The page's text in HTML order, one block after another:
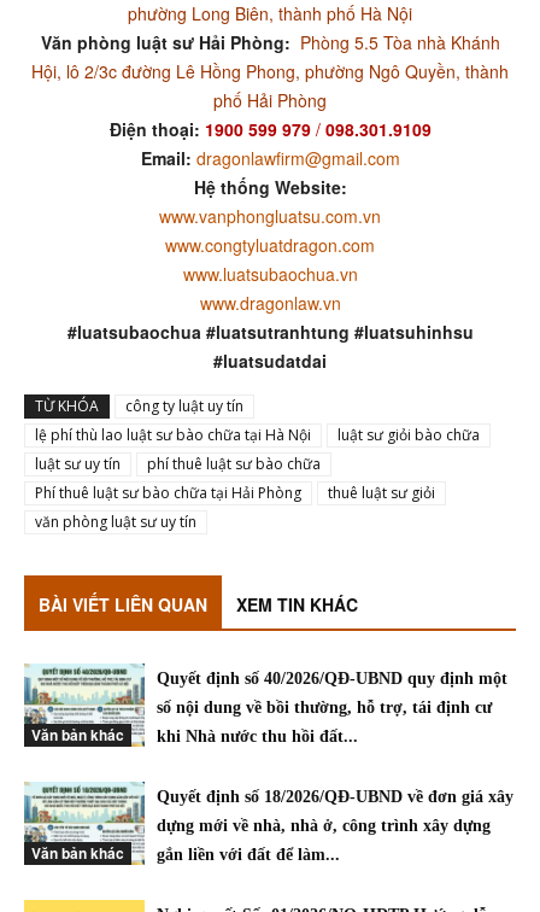
phường Long Biên, thành phố Hà Nội
Văn phòng luật sư Hải Phòng: Phòng 5.5 Tòa nhà Khánh
Hội, lô 2/3c đường Lê Hồng Phong, phường Ngô Quyền, thành
phố Hải Phòng
Điện thoại: 1900 599 979/ 098.301.9109
Email: dragonlawfirm@gmail.com
Hệ thống Website:
www.vanphongluatsu.com.vn
www.congtyluatdragon.com
www.luatsubaochua.vn
www.dragonlaw.vn
#luatsubaochua #luatsutranhtung #luatsuhinhsu
#luatsudatdai
TỪ KHÓA
công ty luật uy tín
lệ phí thù lao luật sư bào chữa tại Hà Nội
luật sư giỏi bào chữa
luật sư uy tín
phí thuê luật sư bào chữa
Phí thuê luật sư bào chữa tại Hải Phòng
thuê luật sư giỏi
văn phòng luật sư uy tín
BÀI VIẾT LIÊN QUAN XEM TIN KHÁC
Văn bản khác
Quyết định số 40/2026/QĐ-UBND quy định một
số nội dung về bồi thường, hỗ trợ, tái định cư
khi Nhà nước thu hồi đất...
Văn bản khác
Quyết định số 18/2026/QĐ-UBND về đơn giá xây
dựng mới về nhà, nhà ở, công trình xây dựng
gắn liền với đất để làm...